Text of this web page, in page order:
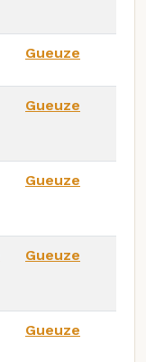
Gueuze
Gueuze
Gueuze
Gueuze
Gueuze